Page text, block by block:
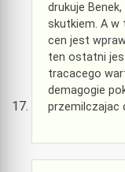
drukuje
skutkiem. A w
cen jest
ten ostatni
tracacego
demagogie
przemilczajac